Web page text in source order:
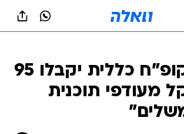
מבוטחי קופ"ח כללית יקבלו 95
מעודפי תוכנית